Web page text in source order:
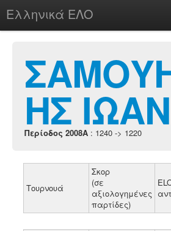
Ελληνικά ΕΛΟ
chesstu.be @ discord
LoginΗΣ
Περίοδος 2008A : 1240 -> 1220
Τουρνουά
Σκορ
(σε
αξιολογημένες
παρτίδες)